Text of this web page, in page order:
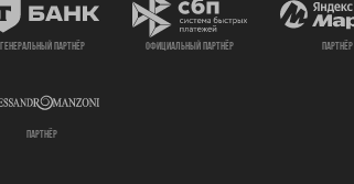
генеральный партнёр официальный партнёр партнёр
партнёр